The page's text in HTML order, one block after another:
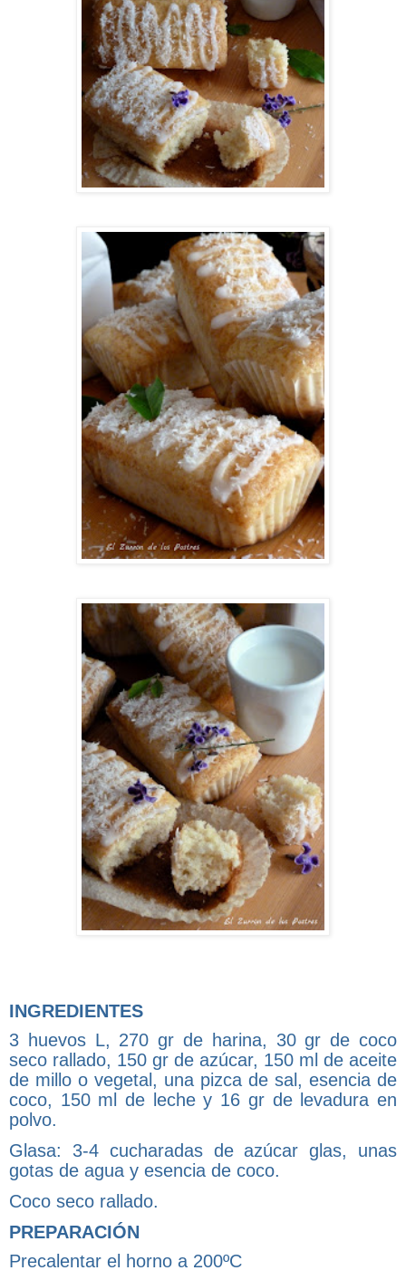
INGREDIENTES
3 huevos L, 270 gr de harina, 30 gr de coco
seco rallado, 150 gr de azúcar, 150 ml de aceite
de millo o vegetal, una pizca de sal, esencia de
coco, 150 ml de leche y 16 gr de levadura en
polvo.
Glasa: 3-4 cucharadas de azúcar glas, unas
gotas de agua y esencia de coco.
Coco seco rallado.
PREPARACIÓN
Precalentar el horno a 200ºC